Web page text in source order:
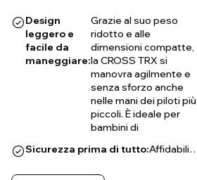
Design
leggero e
facile da
maneggiare:
Grazie al suo peso
ridotto e alle
dimensioni compatte,
la CROSS TRX si
manovra agilmente e
senza sforzo anche
nelle mani dei piloti più
piccoli. È ideale per
bambini di
Sicurezza prima di tutto: